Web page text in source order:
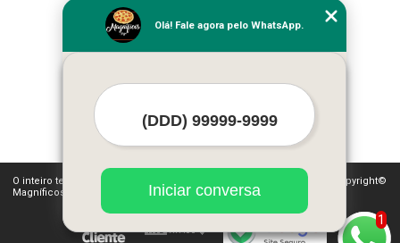
Missão
O inteiro teor deste site está sujeito à proteção de direitos autorais. Copyright©
Magníficos Pizza (Lei 9610 de 19/02/1998)
1
Olá! Fale agora pelo WhatsApp.
Iniciar conversa